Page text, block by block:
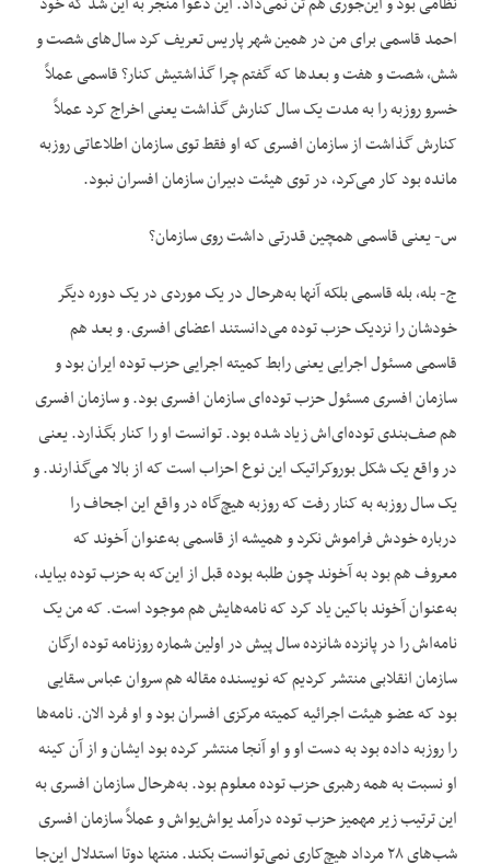
احمد قاسمی برای من در همین شهر پاریس تعریف کرد سال‌های شصت و
شش، شصت و هفت و بعدها که گفتم چرا گذاشتیش کنار؟ قاسمی عملاً
خسرو روزبه را به مدت یک سال کنارش گذاشت یعنی اخراج کرد عملاً
کنارش گذاشت از سازمان افسری که او فقط توی سازمان اطلاعاتی روزبه
مانده بود کار می‌کرد، در توی هیئت دبیران سازمان افسران نبود.
س- یعنی قاسمی همچین قدرتی داشت روی سازمان؟
ج- بله، بله قاسمی بلکه آنها به‌هرحال در یک موردی در یک دوره دیگر
خودشان را نزدیک حزب توده می‌دانستند اعضای افسری. و بعد هم
قاسمی مسئول اجرایی یعنی رابط کمیته اجرایی حزب توده ایران بود و
سازمان افسری مسئول حزب توده‌ای سازمان افسری بود. و سازمان افسری
هم صف‌بندی توده‌ای‌اش زیاد شده بود. توانست او را کنار بگذارد. یعنی
در واقع یک شکل بوروکراتیک این نوع احزاب است که از بالا می‌گذارند. و
یک سال روزبه به کنار رفت که روزبه هیچ‌گاه در واقع این اجحاف را
درباره خودش فراموش نکرد و همیشه از قاسمی به‌عنوان آخوند که
معروف هم بود به آخوند چون طلبه بوده قبل از این‌که به حزب توده بیاید،
به‌عنوان آخوند باکین یاد کرد که نامه‌هایش هم موجود است. که من یک
نامه‌اش را در پانزده شانزده سال پیش در اولین شماره روزنامه توده ارگان
سازمان انقلابی منتشر کردیم که نویسنده مقاله هم سروان عباس سقایی
بود که عضو هیئت اجرائیه کمیته مرکزی افسران بود و او مُرد الان. نامه‌ها
را روزبه داده بود به دست او و او آنجا منتشر کرده بود ایشان و از آن کینه
او نسبت به همه رهبری حزب توده معلوم بود. به‌هرحال سازمان افسری به
این ترتیب زیر مهمیز حزب توده درآمد یواش‌یواش و عملاً سازمان افسری
شب‌های ۲۸ مرداد هیچ‌کاری نمی‌توانست بکند. منتها دوتا استدلال این‌جا